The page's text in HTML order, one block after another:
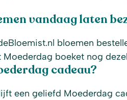
vandaag laten
bloemen
boeket nog
cadeau?
een geliefd Moederdag